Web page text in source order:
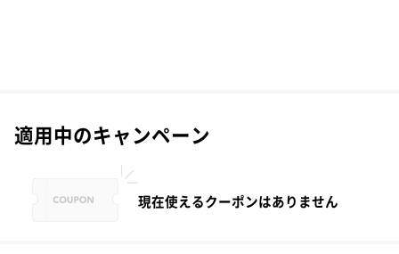
適用中のキャンペーン
現在使えるクーポンはありません